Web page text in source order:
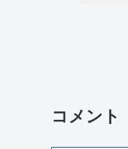
コメント